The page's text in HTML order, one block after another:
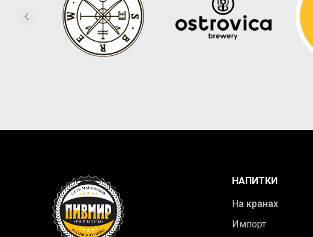
НАПИТКИ
На кранах
Импорт